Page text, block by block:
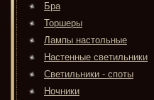
Бра
Торшеры
Лампы настольные
Настенные светильники
Светильники - споты
Ночники